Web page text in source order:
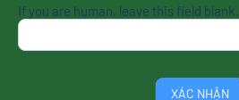
If you are human, leave this field blank.
XÁC NHẬN